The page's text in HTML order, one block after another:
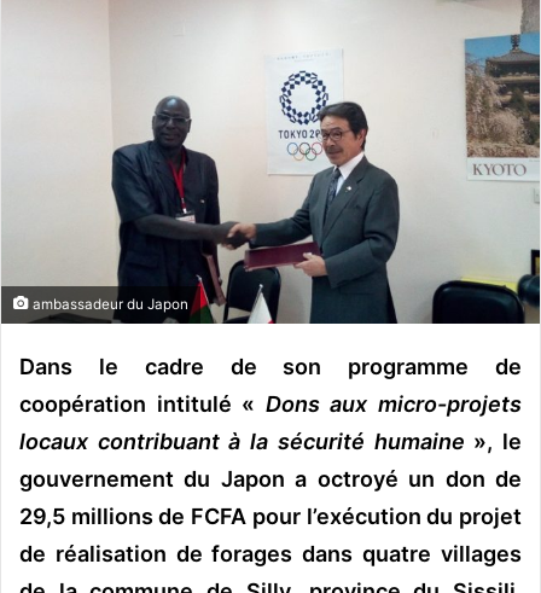
u
n
c
u
i
l
ambassadeur du Japon
Dans le cadre de son programme de
coopération intitulé « Dons aux micro-projets
locaux contribuant à la sécurité humaine », le
gouvernement du Japon a octroyé un don de
29,5 millions de FCFA pour l’exécution du projet
de réalisation de forages dans quatre villages